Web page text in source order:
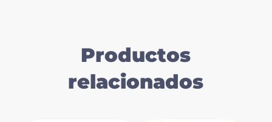
Productos
relacionados